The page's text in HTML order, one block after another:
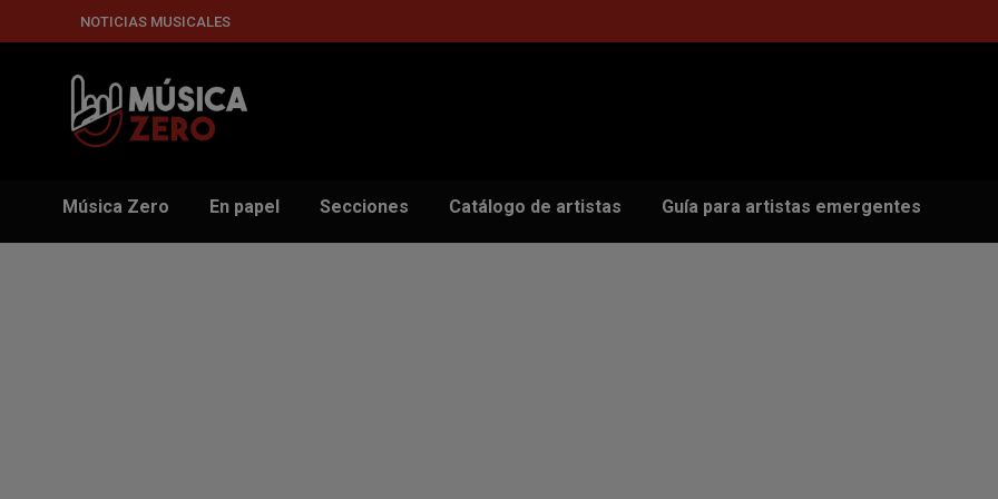
NOTICIAS MUSICALES
Música Zero En papel Secciones Catálogo de artistas Guía para artistas emergentes